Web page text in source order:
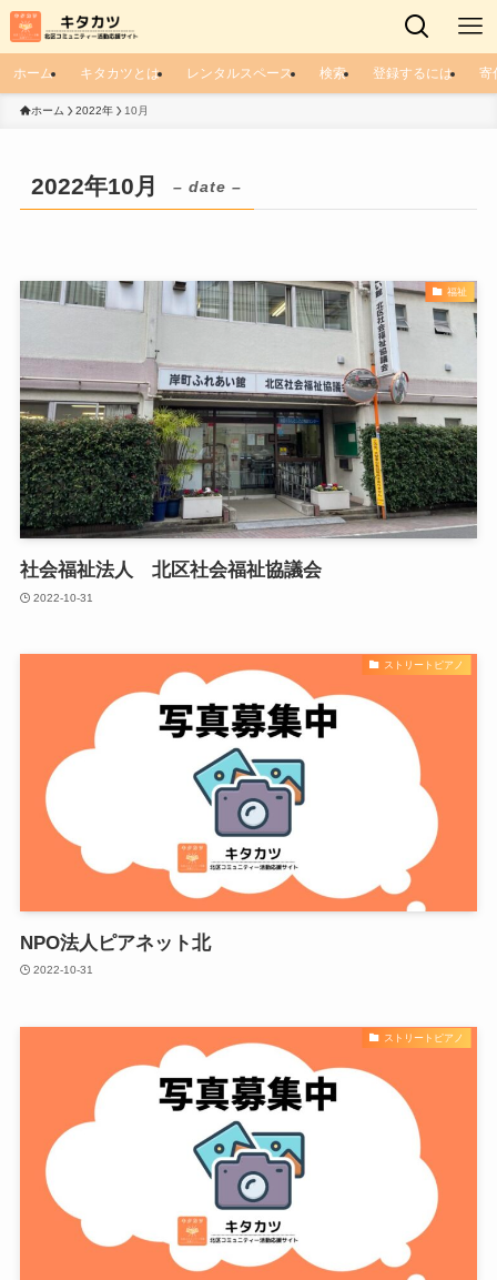
ホーム キタカツとは レンタルスペース 検索 登録するには 寄
ホーム 2022年 10月
2022年10月 – date –
福祉
社会福祉法人 北区社会福祉協議会
2022-10-31
ストリートピアノ
NPO法人ピアネット北
2022-10-31
ストリートピアノ